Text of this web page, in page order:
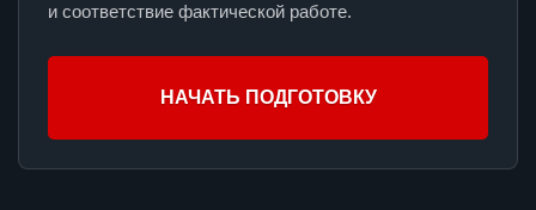
и соответствие фактической работе.
НАЧАТЬ ПОДГОТОВКУ